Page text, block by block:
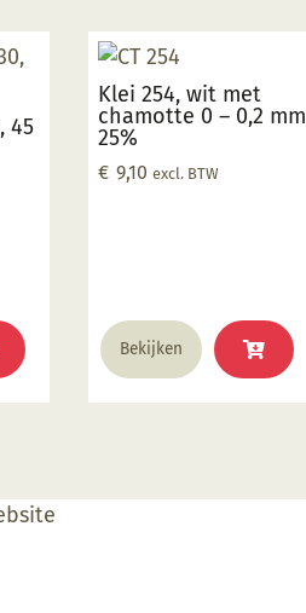
45
Klei 254, wit met
chamotte 0 – 0,2 mm
25%
€ 9,10 excl. BTW
Bekijken